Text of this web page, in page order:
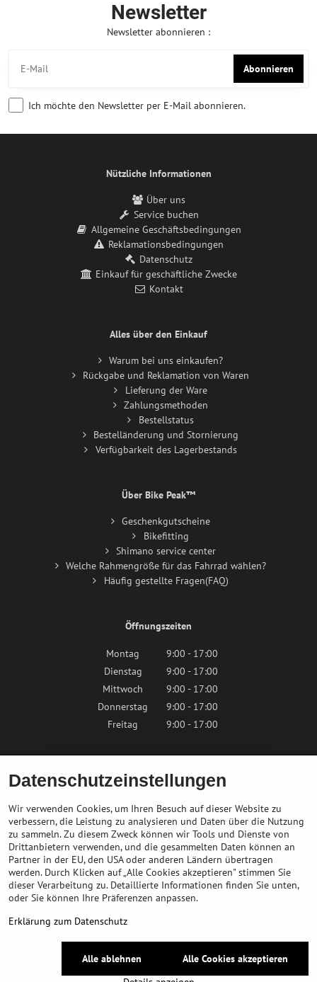
Newsletter
Newsletter abonnieren :
Abonnieren
Ich möchte den Newsletter per E-Mail abonnieren.
Nützliche Informationen
Über uns
Service buchen
Allgemeine Geschäftsbedingungen
Reklamationsbedingungen
Datenschutz
Einkauf für geschäftliche Zwecke
Kontakt
Alles über den Einkauf
Warum bei uns einkaufen?
Rückgabe und Reklamation von Waren
Lieferung der Ware
Zahlungsmethoden
Bestellstatus
Bestelländerung und Stornierung
Verfügbarkeit des Lagerbestands
Über Bike Peak™
Geschenkgutscheine
Bikefitting
Shimano service center
Welche Rahmengröße für das Fahrrad wählen?
Häufig gestellte Fragen(FAQ)
Öffnungszeiten
Montag
9:00 - 17:00
Dienstag
9:00 - 17:00
Mittwoch
9:00 - 17:00
Donnerstag
9:00 - 17:00
Freitag
9:00 - 17:00
Samstag
9:00 - 12:00
Sonntag
Geschlossen
Kontaktieren Sie uns
info@bikepeak.de
+436764858804
Zum Geschäft navigieren
©
Urheberrecht
Erklärung zum Datenschutz
Datenschutzeinstellungen
Wir verwenden Cookies, um Ihren Besuch auf dieser Website zu
verbessern, die Leistung zu analysieren und Daten über die Nutzung
zu sammeln. Zu diesem Zweck können wir Tools und Dienste von
Drittanbietern verwenden, und die gesammelten Daten können an
Partner in der EU, den USA oder anderen Ländern übertragen
werden. Durch Klicken auf „Alle Cookies akzeptieren" stimmen Sie
dieser Verarbeitung zu. Detaillierte Informationen finden Sie unten,
oder Sie können Ihre Präferenzen anpassen.
Erklärung zum Datenschutz
Alle Cookies akzeptieren
Alle ablehnen